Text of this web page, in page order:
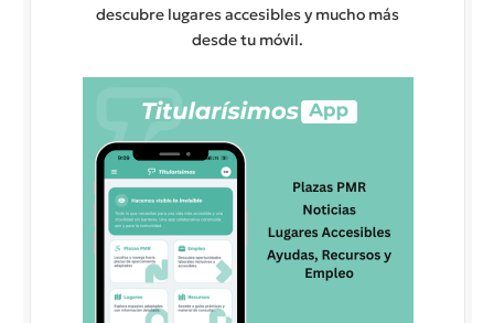
descubre lugares accesibles y mucho más
desde tu móvil.